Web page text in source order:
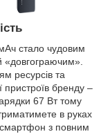
стало чудовим
«довгограючим».
ресурсів та
пристроїв бренду –
67 Вт тому
в руках
з повним